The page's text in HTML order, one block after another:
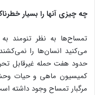
چه چیزی آنها را بسیار
تمساح‌ها به نظر تنومند
می‌کنید انسان‌ها را
حدود هفت حمله غیرقابل
مرگبار تمساح وجود داشته